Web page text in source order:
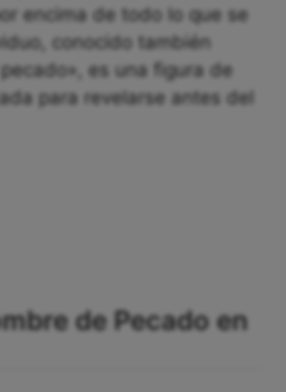
encima de todo lo que se
conocido también
es una figura de
para revelarse antes del
de Pecado en